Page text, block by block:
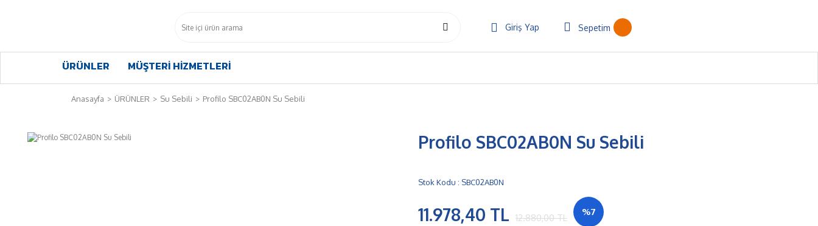
Giriş Yap Sepetim
ÜRÜNLER MÜŞTERİ HİZMETLERİ
Anasayfa ÜRÜNLER Su Sebili Profilo SBC02AB0N Su Sebili
Profilo SBC02AB0N Su Sebili
Stok Kodu : SBC02AB0N
11.978,40 TL 12.880,00 TL
%7